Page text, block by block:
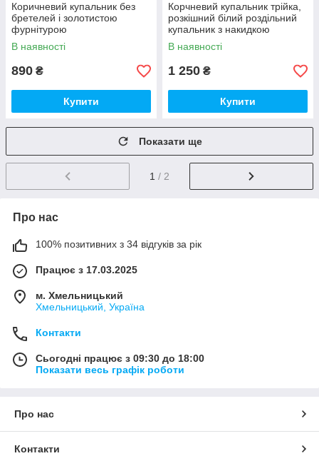
Коричневий купальник без
бретелей і золотистою
фурнітурою
В наявності
890 ₴
Купити
Корчневий купальник трійка,
розкішний білий роздільний
купальник з накидкою
В наявності
1 250 ₴
Купити
Показати ще
1 / 2
Про нас
100% позитивних з 34 відгуків за рік
Працює з 17.03.2025
м. Хмельницький
Хмельницький, Україна
Контакти
Сьогодні працює з 09:30 до 18:00
Показати весь графік роботи
Про нас
Контакти